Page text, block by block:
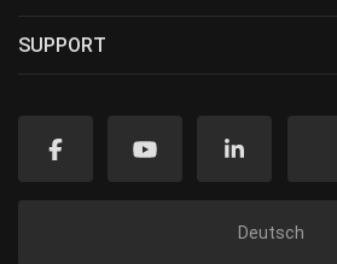
SUPPORT
Deutsch